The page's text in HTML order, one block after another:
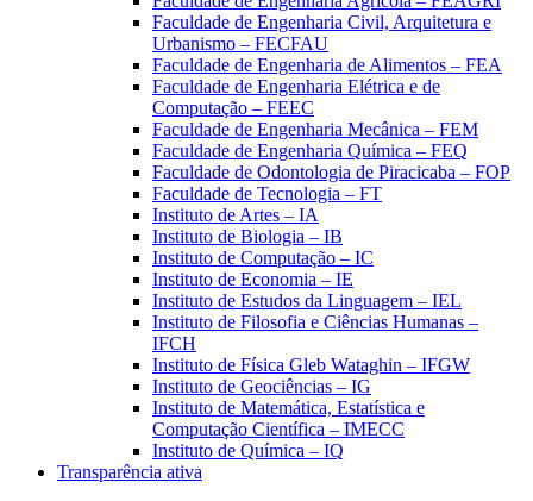
Faculdade de Engenharia Civil, Arquitetura e
Urbanismo – FECFAU
Faculdade de Engenharia de Alimentos – FEA
Faculdade de Engenharia Elétrica e de
Computação – FEEC
Faculdade de Engenharia Mecânica – FEM
Faculdade de Engenharia Química – FEQ
Faculdade de Odontologia de Piracicaba – FOP
Faculdade de Tecnologia – FT
Instituto de Artes – IA
Instituto de Biologia – IB
Instituto de Computação – IC
Instituto de Economia – IE
Instituto de Estudos da Linguagem – IEL
Instituto de Filosofia e Ciências Humanas –
IFCH
Instituto de Física Gleb Wataghin – IFGW
Instituto de Geociências – IG
Instituto de Matemática, Estatística e
Computação Científica – IMECC
Instituto de Química – IQ
Transparência ativa